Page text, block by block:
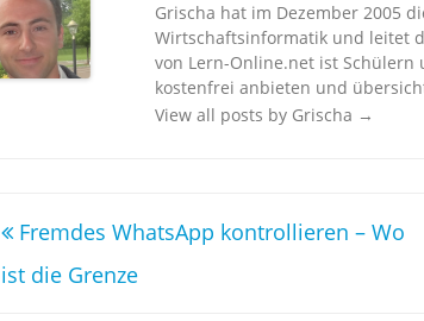
Grischa hat im Dezember 2005
Wirtschaftsinformatik und leitet
von Lern-Online.net ist Schülern
kostenfrei anbieten und
View all posts by Grischa →
Beitragsnavigation
Fremdes WhatsApp kontrollieren – Wo
ist die Grenze